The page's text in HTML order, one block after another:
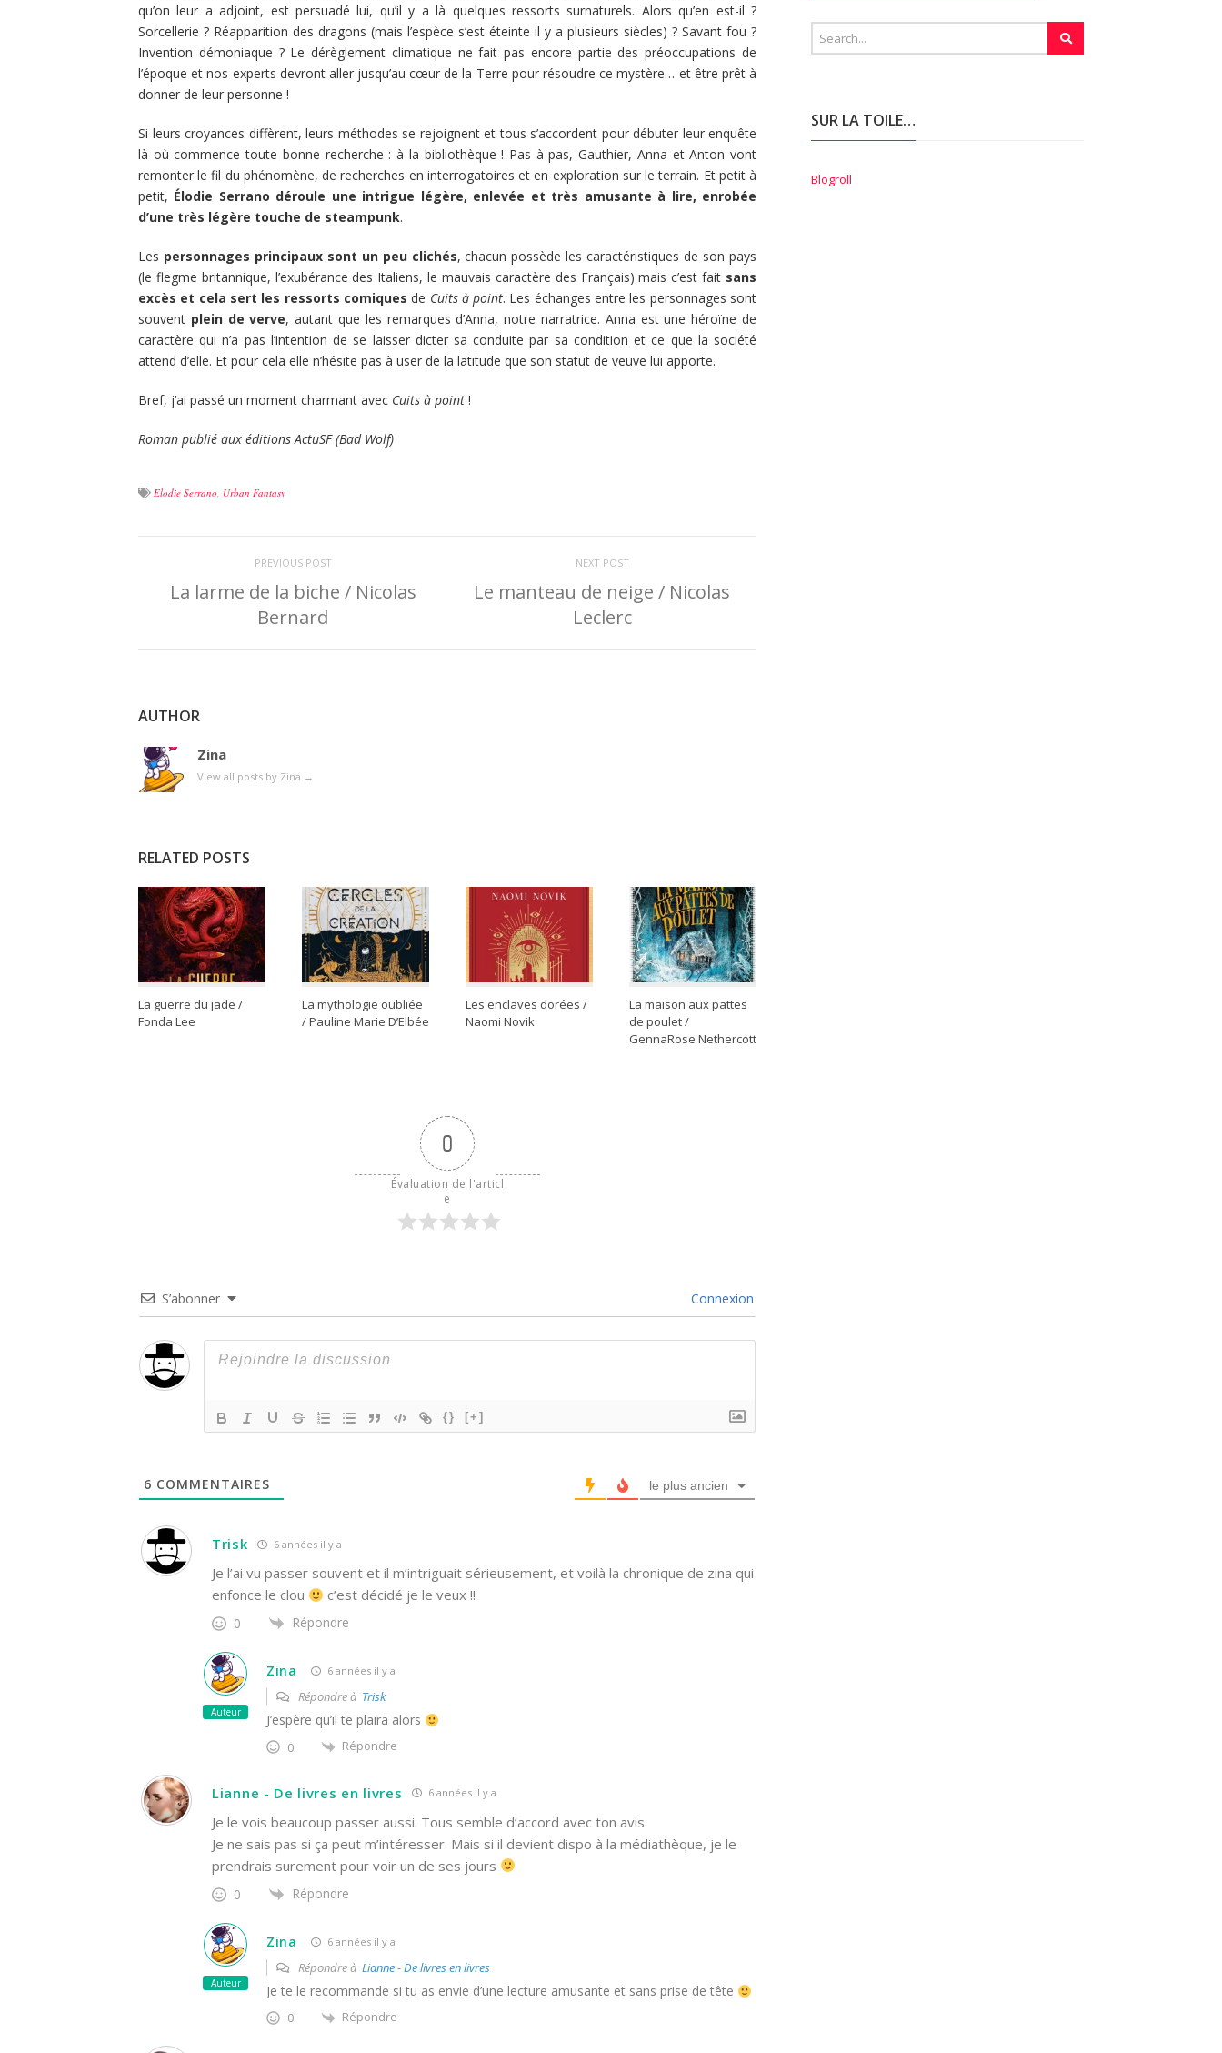
qu’on leur a adjoint, est persuadé lui, qu’il y a là quelques ressorts surnaturels. Alors qu’en est-il ?
Sorcellerie ? Réapparition des dragons (mais l’espèce s’est éteinte il y a plusieurs siècles) ? Savant fou ?
Invention démoniaque ? Le dérèglement climatique ne fait pas encore partie des préoccupations de
l’époque et nos experts devront aller jusqu’au cœur de la Terre pour résoudre ce mystère… et être prêt à
donner de leur personne !
Si leurs croyances diffèrent, leurs méthodes se rejoignent et tous s’accordent pour débuter leur enquête
là où commence toute bonne recherche : à la bibliothèque ! Pas à pas, Gauthier, Anna et Anton vont
remonter le fil du phénomène, de recherches en interrogatoires et en exploration sur le terrain. Et petit à
petit, Élodie Serrano déroule une intrigue légère, enlevée et très amusante à lire, enrobée
d’une très légère touche de steampunk.
Les personnages principaux sont un peu clichés, chacun possède les caractéristiques de son pays
(le flegme britannique, l’exubérance des Italiens, le mauvais caractère des Français) mais c’est fait sans
excès et cela sert les ressorts comiques de Cuits à point. Les échanges entre les personnages sont
souvent plein de verve, autant que les remarques d’Anna, notre narratrice. Anna est une héroïne de
caractère qui n’a pas l’intention de se laisser dicter sa conduite par sa condition et ce que la société
attend d’elle. Et pour cela elle n’hésite pas à user de la latitude que son statut de veuve lui apporte.
Bref, j’ai passé un moment charmant avec Cuits à point !
Roman publié aux éditions ActuSF (Bad Wolf)
Elodie Serrano, Urban Fantasy
PREVIOUS POST
La larme de la biche / Nicolas
Bernard
NEXT POST
Le manteau de neige / Nicolas
Leclerc
AUTHOR
Zina
View all posts by Zina →
RELATED POSTS
La guerre du jade /
Fonda Lee
La mythologie oubliée
/ Pauline Marie D’Elbée
Les enclaves dorées /
Naomi Novik
La maison aux pattes
de poulet /
GennaRose Nethercott
0
Évaluation de l'articl
e
S’abonner Connexion
{} [+]
6 COMMENTAIRES le plus ancien
Trisk 6 années il y a
Je l’ai vu passer souvent et il m’intriguait sérieusement, et voilà la chronique de zina qui
enfonce le clou
c’est décidé je le veux !!
0 Répondre
Auteur
Zina 6 années il y a
Répondre à Trisk
J’espère qu’il te plaira alors
0 Répondre
Lianne - De livres en livres 6 années il y a
Je le vois beaucoup passer aussi. Tous semble d’accord avec ton avis.
Je ne sais pas si ça peut m’intéresser. Mais si il devient dispo à la médiathèque, je le
prendrais surement pour voir un de ses jours
0 Répondre
Auteur
Zina 6 années il y a
Répondre à Lianne - De livres en livres
Je te le recommande si tu as envie d’une lecture amusante et sans prise de tête
0 Répondre
SUR LA TOILE…
Blogroll